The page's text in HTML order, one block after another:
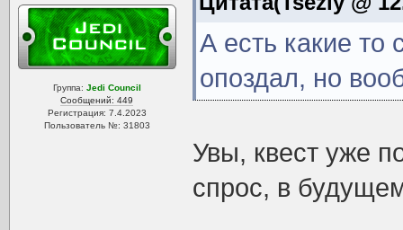
Группа: Jedi Council
Сообщений: 449
Регистрация: 7.4.2023
Пользователь №: 31803
А есть какие
опоздал, но
Увы, квест уже
спрос, в